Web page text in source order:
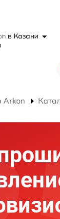
в Казани
Arkon